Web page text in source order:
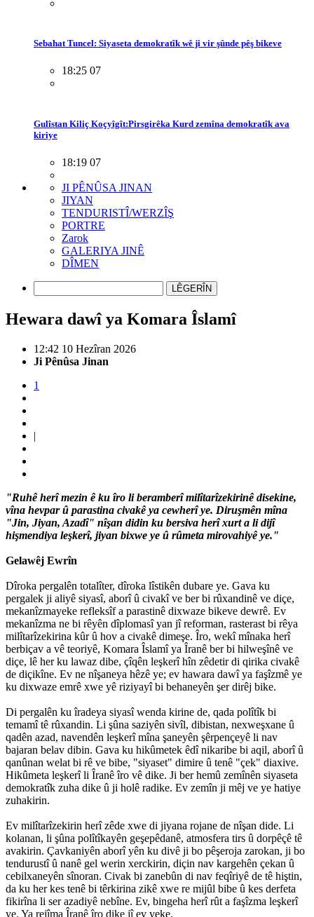
Sebahat Tuncel: Siyaseta demokratîk wê ji vir şûnde pêş bikeve
18:25 07
Gulîstan Kiliç Koçyîgît:Pirsgirêka Kurd zemîna demokratîk ava
kiriye
18:19 07
JI PÊNÛSA JINAN
JIYAN
TENDURISTÎ/WERZÎŞ
PORTRE
Zarok
GALERIYA JINÊ
DÎMEN
LÊGERÎN
Hewara dawî ya Komara Îslamî
12:42 10 Hezîran 2026
Ji Pênûsa Jinan
1
|
"Ruhê herî mezin ê ku îro li beramberî milîtarîzekirinê disekine,
vîna hevpar û parastina civakê ya cewherî ye. Diruşmên mîna
"Jin, Jiyan, Azadî" nîşan didin ku bersiva herî xurt a li dijî
hişmendiya leşkerî, jiyan bixwe ye û rûmeta mirovahiyê ye."
Gelawêj Ewrîn
Dîroka pergalên totalîter, dîroka lîstikên dubare ye. Gava ku
pergalek ji aliyê siyasî, aborî û civakî ve ber bi rûxandinê ve diçe,
mekanîzmayeke refleksîf a parastinê dixwaze bikeve dewrê. Ev
mekanîzma ne bi rêyên dîplomasî yan jî reforman, rasterast bi rêya
milîtarîzekirina kûr û hov a civakê dimeşe. Îro, wekî mînaka herî
berbiçav a vê teoriyê, Komara Îslamî ya Îranê ber bi hilweşînê ve
diçe, lê her ku lawaz dibe, çîqên leşkerî hîn zêdetir di qirika civakê
de diçikîne. Ev ne nîşaneya hêzê ye; ev hawara dawî ya faşîzmê ye
ku dixwaze emrê xwe yê riziyayî bi behaneyên şer dirêj bike.
Di pergalên ku îradeya siyasî wenda kirine de, qada polîtîk bi
temamî tê rûxandin. Li şûna saziyên sivîl, dibistan, nexweşxane û
qadên azad, navendên leşkerî mîna şaneyên şêrpençeyê li nav
bajaran belav dibin. Gava ku hikûmetek êdî nikaribe bi aqil, aborî û
qanûnan welat bi rê ve bibe, "siyaset" dimire û tenê "çek" diaxive.
Hikûmeta leşkerî li Îranê îro vê dike. Ji ber hemû zemînên siyaseta
demokratîk zuha dike û ji holê radike. Ev zemîn ji mêj ve ye hatiye
zuhakirin.
Ev milîtarîzekirin herî zêde xwe di jiyana rojane de nîşan dide. Li
kolanan, li şûna polîtîkayên geşepêdanê, atmosfera tirs û dorpêçê tê
avakirin. Çavkaniyên aborî yên ku divê ji bo pêşeroja zarokan, ji bo
tendurustî û nanê gel werin xerckirin, diçin nav kargehên çekan û
cebilxaneyên sînoran. Civak bi zanebûn di nav feqîriyê de tê hiştin,
da ku her kes tenê bi têrkirina zikê xwe re mijûl bibe û kes derfeta
fikirîna li ser azadiyê nebîne. Ev, bingeha herî rût a faşîzma leşkerî
ye. Ya rejîma Îranê îro dike jî ev yeke.